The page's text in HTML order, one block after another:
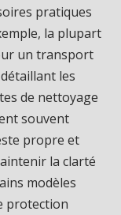
pratiques
la plupart
un transport
détaillant les
de nettoyage
souvent
propre et
la clarté
modèles
protection